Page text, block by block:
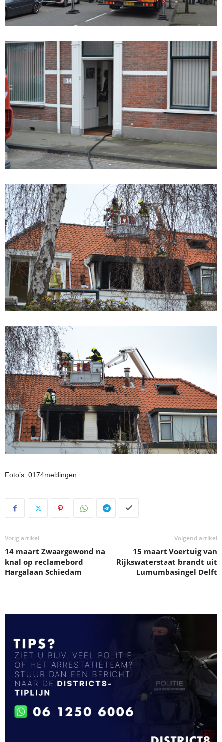
Foto’s: 0174meldingen
Vorig artikel
14 maart Zwaargewond na
knal op reclamebord
Hargalaan Schiedam
Volgend artikel
15 maart Voertuig van
Rijkswaterstaat brandt uit
Lumumbasingel Delft